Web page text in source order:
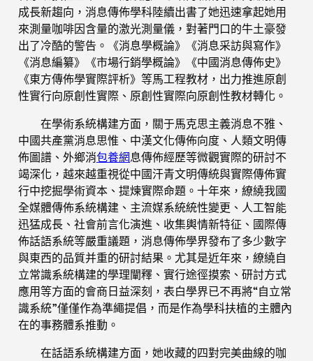
成長新趨向，消息傳佈學科陸續出書了她迅速拿起她用
來測量咖啡因含量的激光測量儀，對著門口的牛土豪發
出了冷酷的警告。《消息學概論》《消息采訪與寫作》
《消息編纂》《市場行銷學概論》《中國消息傳佈史》
《東方傳佈學實際評析》等馬工程教材，出力推進原創
性實行向原創性實際、原創性實際向原創性教材轉化。
在學術系統構建方面，關于馬克思主義消息不雅、
中國共產黨消息思惟、中漢文化傳佈向度、人類文明傳
佈圖譜、外鄉消包養網息傳佈經歷等微觀實際的研討不
竭深化，越來越重視從中國汗青文明傳統與實際傳佈實
行中挖掘學術資本、提煉實際命題。十年來，繚繞我國
全媒體傳佈系統構建、主流媒系統統性變更、人工智能
迅猛成長、社會前言化演進、收集輿情新特征、國際傳
佈話語系統等嚴重議題，消息傳佈學界發布了多少數字
與東西的品質并重的研討結果。尤其是近年來，繚繞自
立常識系統構建的學理闡釋、實行途徑摸索、研討方式
應用等方面的會商日益深刻，表白學界已不再將“自立常
識系統”僅僅作為準繩提倡，而是作為學科扶植的主體內
在的事務體系推動。
在話語系統構建方面，她收藏的四對完美曲線的咖